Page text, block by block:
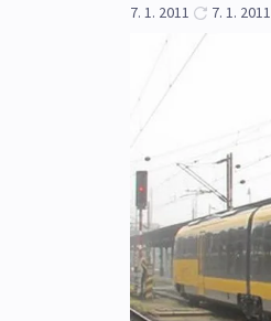
7. 1. 2011
7. 1. 2011